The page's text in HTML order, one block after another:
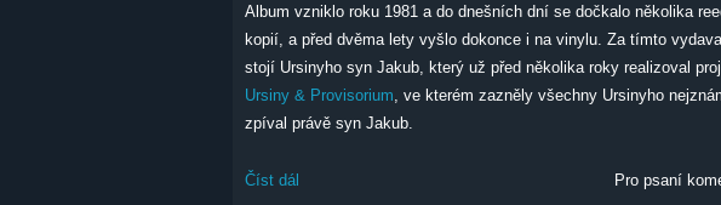
Album vzniklo roku 1981 a do dnešních dní se dočkalo několika
kopií, a před dvěma lety vyšlo dokonce i na vinylu. Za tímto
stojí Ursinyho syn Jakub, který už před několika roky realizoval
Ursiny & Provisorium, ve kterém zazněly všechny Ursinyho
zpíval právě syn Jakub.
Číst dál Kubo Ursiny & Provisorium: Dežo Ursiny/Ivan Štrpka –⁠
Pro psaní